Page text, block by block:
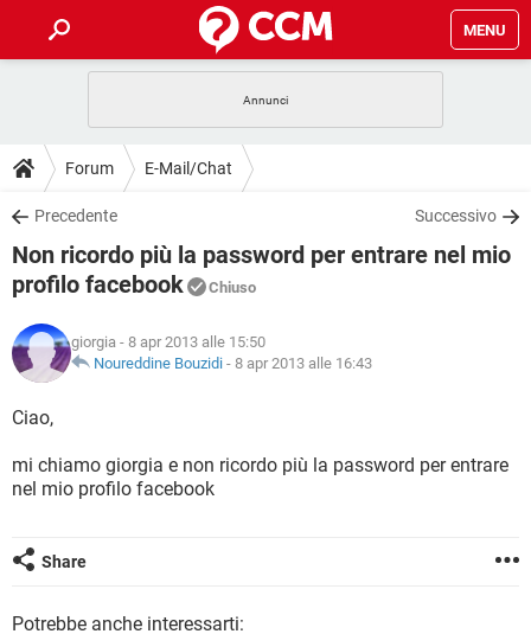
MENU
INTRATTENIMENTO
iOS
INSTAGRAM WHATSAPP
TIKTOK
HARDWARE
GUIDE
COVID-19
iOS
TIKTOK FACEBOOK
DOWNLOAD
COVID-19 GAMING
INTRATTENIMENTO
iOS
INSTAGRAM
TIKTOK
HARDWARE
FORUM
INTRATTENIMENTO ANDROID
TIKTOK FACEBOOK
GLOSSARIO
COVID-19
INTRATTENIMENTO
iOS WINDOWS 10
INSTAGRAM
Forum E-Mail/Chat
Precedente Successivo
Non ricordo più la password per entrare nel mio
profilo facebook
Chiuso
giorgia - 8 apr 2013 alle 15:50
Noureddine Bouzidi - 8 apr 2013 alle 16:43
Ciao,
mi chiamo giorgia e non ricordo più la password per entrare
nel mio profilo facebook
Share
Potrebbe anche interessarti: